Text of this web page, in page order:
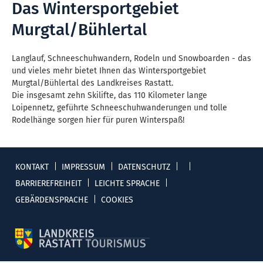
Das Wintersportgebiet
Murgtal/Bühlertal
Langlauf, Schneeschuhwandern, Rodeln und Snowboarden - das
und vieles mehr bietet Ihnen das Wintersportgebiet
Murgtal/Bühlertal des Landkreises Rastatt.
Die insgesamt zehn Skilifte, das 110 Kilometer lange
Loipennetz, geführte Schneeschuhwanderungen und tolle
Rodelhänge sorgen hier für puren Winterspaß!
KONTAKT IMPRESSUM
DATENSCHUTZ
BARRIEREFREIHEIT
LEICHTE SPRACHE
GEBÄRDENSPRACHE
COOKIES